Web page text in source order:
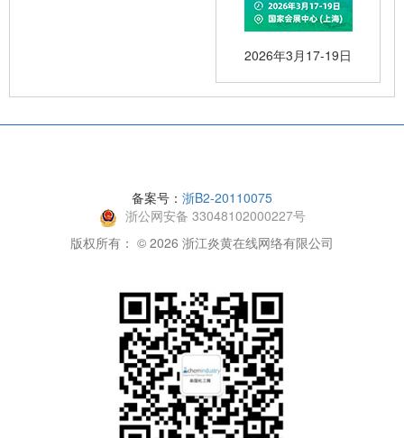
2026年3月17-19日
备案号： 浙B2-20110075
浙公网安备 33048102000227号
版权所有： © 2026 浙江炎黄在线网络有限公司